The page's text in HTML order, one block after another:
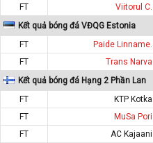
FT
Viitorul C.
Kết quả bóng đá VĐQG Estonia
FT
Paide Linname.
FT
Trans Narva
Kết quả bóng đá Hạng 2 Phần Lan
FT
KTP Kotka
FT
MuSa Pori
FT
AC Kajaani